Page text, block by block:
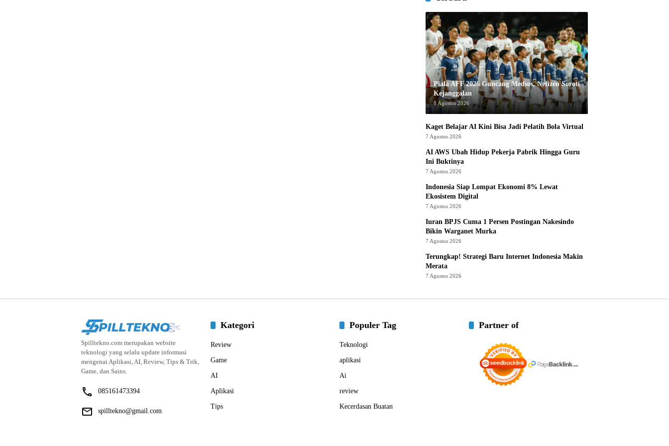
Piala AFF 2026 Guncang Medsos, Netizen Soroti
Kejanggalan
8 Agustus 2026
Kaget Belajar AI Kini Bisa Jadi Pelatih Bola Virtual
7 Agustus 2026
AI AWS Ubah Hidup Pekerja Pabrik Hingga Guru
Ini Buktinya
7 Agustus 2026
Indonesia Siap Lompat Ekonomi 8% Lewat
Ekosistem Digital
7 Agustus 2026
Iuran BPJS Cuma 1 Persen Postingan Nakesindo
Bikin Warganet Murka
7 Agustus 2026
Terungkap! Strategi Baru Internet Indonesia Makin
Merata
7 Agustus 2026
Spilltekno.com merupakan website
teknologi yang selalu update informasi
mengenai Aplikasi, AI, Review, Tips & Trik,
Game, dan Sains.
085161473394
spilltekno@gmail.com
Kategori
Review
Game
AI
Aplikasi
Tips
Populer Tag
Teknologi
aplikasi
Ai
review
Kecerdasan Buatan
Partner of